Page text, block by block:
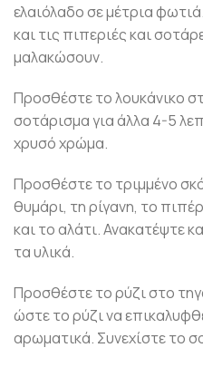
ελαιόλαδο σε μέτρια
και τις πιπεριές και
μαλακώσουν.
Προσθέστε το λουκάνικο
σοτάρισμα για άλλα 4-5
χρυσό χρώμα.
Προσθέστε το τριμμένο
θυμάρι, τη ρίγανη, το
και το αλάτι. Ανακατέψτε
τα υλικά.
Προσθέστε το ρύζι στο
ώστε το ρύζι να
αρωματικά. Συνεχίστε το